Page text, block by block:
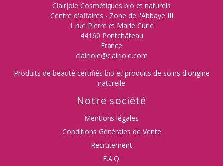
Clairjoie Cosmétiques bio et naturels
Centre d'affaires - Zone de l'Abbaye III
1 rue Pierre et Marie Curie
44160 Pontchâteau
France
clairjoie@clairjoie.com
Produits de beauté certifiés bio et produits de soins d'origine
naturelle
Notre société
Mentions légales
Conditions Générales de Vente
Recrutement
F.A.Q.